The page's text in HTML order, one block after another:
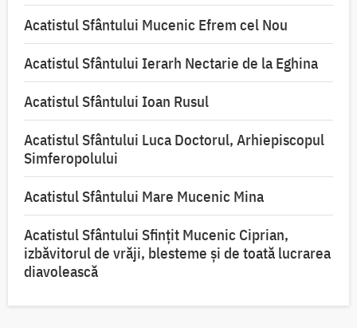
Acatistul Sfântului Mucenic Efrem cel Nou
Acatistul Sfântului Ierarh Nectarie de la Eghina
Acatistul Sfântului Ioan Rusul
Acatistul Sfântului Luca Doctorul, Arhiepiscopul
Simferopolului
Acatistul Sfântului Mare Mucenic Mina
Acatistul Sfântului Sfințit Mucenic Ciprian,
izbăvitorul de vrăji, blesteme și de toată lucrarea
diavolească